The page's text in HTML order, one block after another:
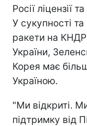
Росії ліцензії
У сукупності
ракети на КНДР
України,
Корея має
Україною.
"Ми відкриті.
підтримку від